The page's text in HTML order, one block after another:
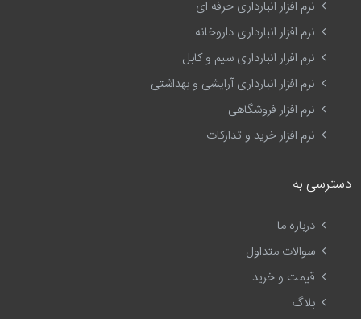
نرم افزار انبارداری حرفه ای
نرم افزار انبارداری داروخانه
نرم افزار انبارداری سیم و کابل
نرم افزار انبارداری آرایشی و بهداشتی
نرم افزار فروشگاهی
نرم افزار خرید و تدارکات
دسترسی به
درباره ما
سوالات متداول
قیمت و خرید
بلاگ